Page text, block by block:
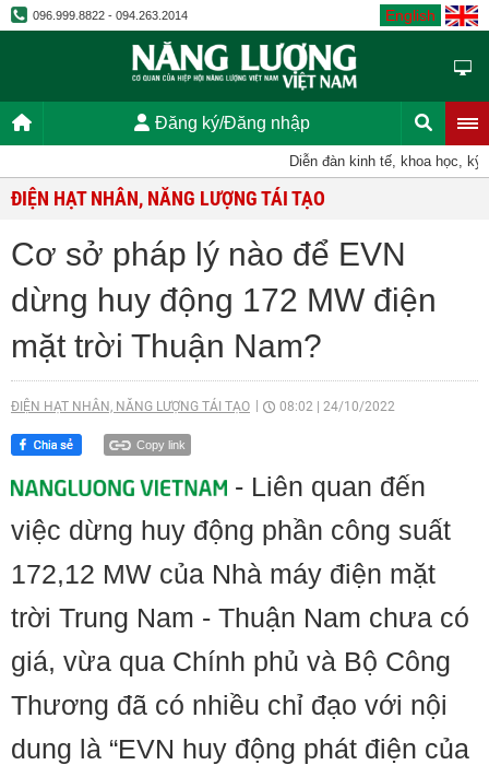
096.999.8822 - 094.263.2014 English
Đăng ký/Đăng nhập
Diễn đàn kinh tế, khoa học, kỹ
ĐIỆN HẠT NHÂN, NĂNG LƯỢNG TÁI TẠO
Cơ sở pháp lý nào để EVN
dừng huy động 172 MW điện
mặt trời Thuận Nam?
ĐIỆN HẠT NHÂN, NĂNG LƯỢNG TÁI TẠO 08:02 24/10/2022
Copy link
- Liên quan đến
việc dừng huy động phần công suất
172,12 MW của Nhà máy điện mặt
trời Trung Nam - Thuận Nam chưa có
giá, vừa qua Chính phủ và Bộ Công
Thương đã có nhiều chỉ đạo với nội
dung là “EVN huy động phát điện của